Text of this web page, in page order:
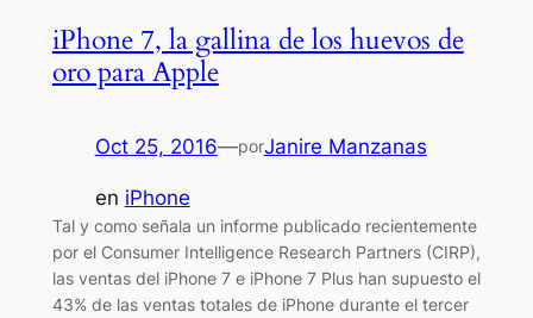
iPhone 7, la gallina de los huevos de
oro para Apple
Oct 25, 2016—porJanire Manzanas
en iPhone
Tal y como señala un informe publicado recientemente
por el Consumer Intelligence Research Partners (CIRP),
las ventas del iPhone 7 e iPhone 7 Plus han supuesto el
43% de las ventas totales de iPhone durante el tercer